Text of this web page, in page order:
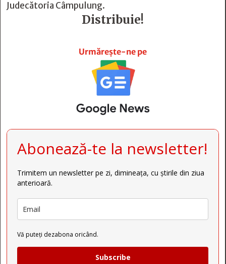
Judecătoria Câmpulung.
Distribuie!
Urmărește-ne pe
Abonează-te la newsletter!
Trimitem un newsletter pe zi, dimineața, cu știrile din ziua
anterioară.
Vă puteți dezabona oricând.
Subscribe